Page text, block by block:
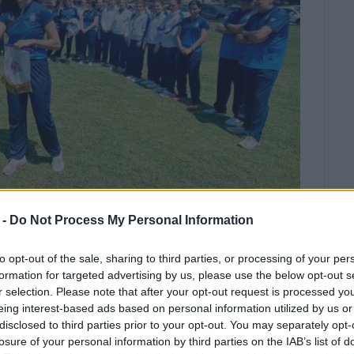
Do Not Process My Personal Information
opt-out of the sale, sharing to third parties, or processing of your
for targeted advertising by us, please use the below opt-out
selection. Please note that after your opt-out request is processed
interest-based ads based on personal information utilized by us
to third parties prior to your opt-out. You may separately
of your personal information by third parties on the IAB’s list of
γεγονότα για το κρίκετ η
έχουμε αναφέρει παλιότερα)
στο κρίκετ, της Ελλάδας